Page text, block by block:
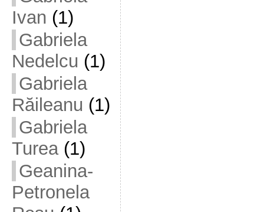
Ivan (1)
Gabriela
Nedelcu (1)
Gabriela
Răileanu (1)
Gabriela
Turea(1)
Geanina-
Petronela